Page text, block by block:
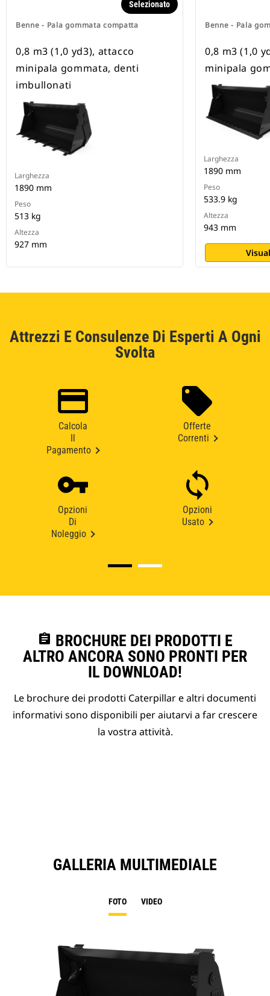
Benne - Pala gommata compatta
Selezionato
0,8 m3 (1,0 yd3), attacco
minipala gommata, denti
imbullonati
Larghezza
1890 mm
Peso
513 kg
Altezza
927 mm
Benne - Pala
0,8 m3 (1,0
minipala
Larghezza
1890 mm
Peso
533.9 kg
Altezza
943 mm
Attrezzi E Consulenze Di Esperti A Ogni
Svolta
Calcola
Pagamento
Offerte
Correnti
Opzioni
Di
Noleggio
Opzioni
Usato
assignment BROCHURE DEI PRODOTTI E
ALTRO ANCORA SONO PRONTI PER
IL DOWNLOAD!
Le brochure dei prodotti Caterpillar e altri documenti
informativi sono disponibili per aiutarvi a far crescere
la vostra attività.
GALLERIA MULTIMEDIALE
FOTO VIDEO